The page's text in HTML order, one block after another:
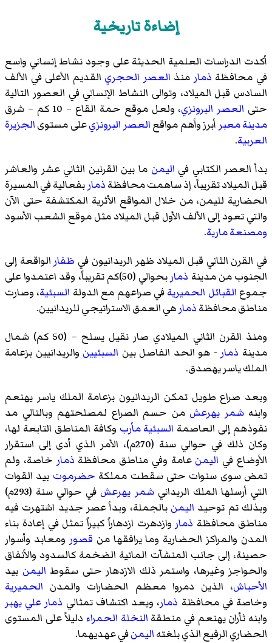
إضاءة تاريخية
أكدت الدراسات العلمية الحديثة على وجود نشاط إنساني واسع
في محافظة ذمار منذ العصر الحجري القديم الأعلى في الألف
السادس قبل الميلاد، وتوالى النشاط الإنساني في العصور التالية
حتى العصر البرونزي، ولعل موقع حمة القاع – 10 كم – شرق
مدينة معبر أبرز وأهم مواقعالعصر البرونزيعلى مستوىالجزيرة
العربية.
بدأ العصر الكتابي في اليمن ما بين القرنين الثاني عشر والعاشر
قبل الميلاد تقريباً، إذ ساهمت محافظةذماربفعالية في المسيرة
الحضارية لليمن، من خلال المواقع الأثرية المكتشفة حتى الآن
والتي تعود إلى الألف الأول قبل الميلاد مثل موقع الشعب الأسود
ومصنعة مارية.
في القرن الثاني قبل الميلاد ظهر الريدانيون في ظفار الواقعة إلى
الجنوب من مدينة ذمار
بحوالي (50)كم تقريباً، وقد اعتمدوا على
جموع القبائل الحميريةفي صراعهم مع الدولة السبئية، وصارت
مناطق محافظةذمارهي العمق الاستراتيجي للريدانيين.
ومنذ القرن الثاني الميلادي صار نقيل يسلح
– (50 كم) شمال
مدينة ذمار - هو الحد الفاصل بين السبئيين والريدانيين بزعامة
الملكياسر يهصدق.
وبعد صراع طويل تمكن الريدانيون بزعامة الملكياسر يهنعم
وابنهشمر يهرعش من حسم الصراع لمصلحتهم وبالتالي مد
نفوذهم إلى العاصمة السبئية مأرب وكافة المناطق التابعة لها،
وكان ذلك في حوالي سنة (270م)، الأمر الذي أدى إلى استقرار
الأوضاع في اليمن عامة وفي مناطق محافظة ذمار خاصة، ولم
تمض سوى سنوات حتى سقطت مملكة حضرموت بيد القوات
التي أرسلها الملك الريدانيشمر يهرعش
في حوالي سنة (293م)
وبذلك تم توحيد اليمن بالجملة، وبدأ عصر جديد اشتهرت فيه
مناطق محافظة ذمار وازدهرت ازدهاراً كبيراً تمثل في إعادة بناء
المدن والمراكز الحضارية وما يرافقها من قصور ومعابد وأسوار
حصينة، إلى جانب المنشآت المائية الضخمة كالسدود والأنفاق
والحواجز وغيرها، واستمر ذلك الازدهار حتى سقوط اليمن بيد
الأحباش، الذين دمروا معظم الحضارات والمدن الحميرية
وخاصة في محافظة ذمار، ويعد اكتشاف تمثالي ذمار علي يهبر
وابنه ثأران يهنعم في منطقة النخلة الحمراء دليلاً على المستوى
الحضاري الرفيع الذي بلغتهاليمنفي عهديهما.